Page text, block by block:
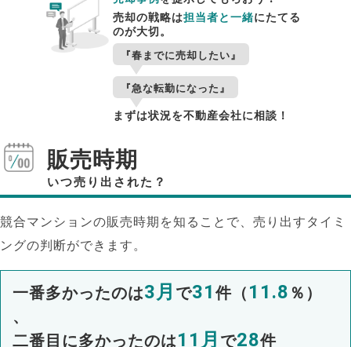
売却の戦略は担当者と一緒にたてる
のが大切。
『春までに売却したい』
『急な転勤になった』
まずは状況を不動産会社に相談！
販売時期
いつ売り出された？
競合マンションの販売時期を知ることで、売り出すタイミ
ングの判断ができます。
一番多かったのは3月 で31 件（ 11.8 ％）
、
二番目に多かったのは11月 で28件